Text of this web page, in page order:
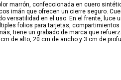
marrón, confeccionada en cuero
imán que ofrecen un cierre seguro.
versatilidad en el uso. En el frente,
folios para tarjetas,
tiene un grabado de marca que
de alto, 20 cm de ancho y 3 cm de